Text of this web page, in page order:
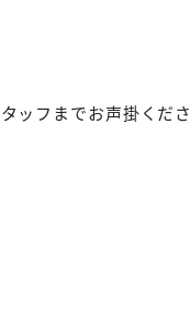
ッフまでお声掛くださ